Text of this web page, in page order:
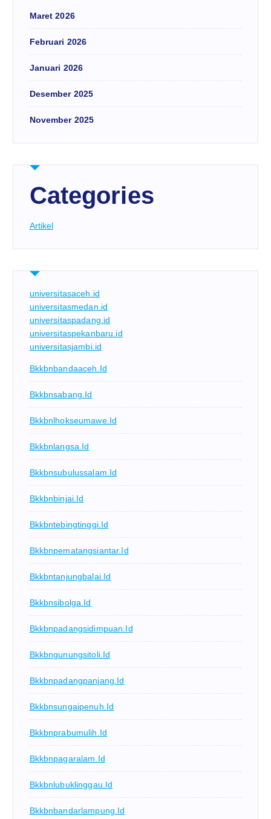
Maret 2026
Februari 2026
Januari 2026
Desember 2025
November 2025
Categories
Artikel
universitasaceh.id
universitasmedan.id
universitaspadang.id
universitaspekanbaru.id
universitasjambi.id
Bkkbnbandaaceh.id
Bkkbnsabang.id
Bkkbnlhokseumawe.id
Bkkbnlangsa.id
Bkkbnsubulussalam.id
Bkkbnbinjai.id
Bkkbntebingtinggi.id
Bkkbnpematangsiantar.id
Bkkbntanjungbalai.id
Bkkbnsibolga.id
Bkkbnpadangsidimpuan.id
Bkkbngunungsitoli.id
Bkkbnpadangpanjang.id
Bkkbnsungaipenuh.id
Bkkbnprabumulih.id
Bkkbnpagaralam.id
Bkkbnlubuklinggau.id
Bkkbnbandarlampung.id